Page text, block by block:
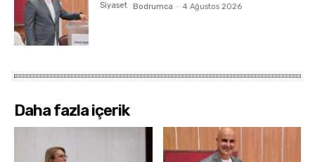
Siyaset Bodrumca - 4 Ağustos 2026
Daha fazla içerik